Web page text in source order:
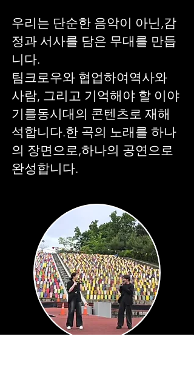
우리는 단순한 음악이 아닌,감
정과 서사를 담은 무대를 만듭
니다.
팀크로우와 협업하여역사와
사람, 그리고 기억해야 할 이야
기를동시대의 콘텐츠로 재해
석합니다.한 곡의 노래를 하나
의 장면으로,하나의 공연으로
완성합니다.